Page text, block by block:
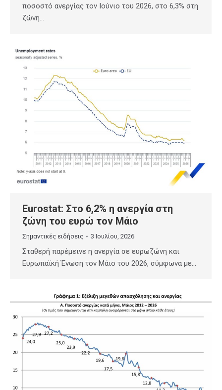
ποσοστό ανεργίας τον Ιούνιο του 2026, στο 6,3% στη
ζώνη…
Eurostat: Στο 6,2% η ανεργία στη
ζώνη του ευρώ τον Μάιο
Σημαντικές ειδήσεις 3 Ιουλίου, 2026
Σταθερή παρέμεινε η ανεργία σε ευρωζώνη και
Ευρωπαϊκή Ένωση τον Μάιο του 2026, σύμφωνα με…